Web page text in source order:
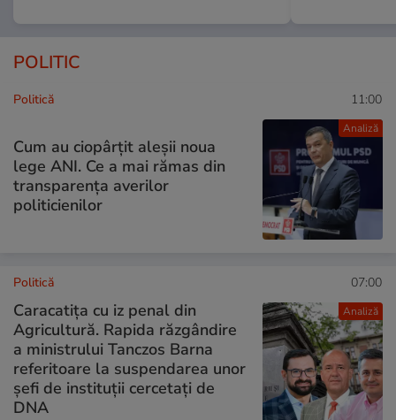
POLITIC
Analiză
Politică 11:00
Cum au ciopârțit aleșii noua
lege ANI. Ce a mai rămas din
transparența averilor
politicienilor
Analiză
Politică 07:00
Caracatița cu iz penal din
Agricultură. Rapida răzgândire
a ministrului Tanczos Barna
referitoare la suspendarea unor
șefi de instituții cercetați de
DNA